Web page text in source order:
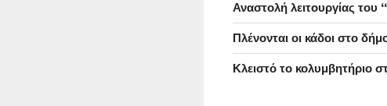
Αναστολή λειτουργίας
Πλένονται οι κάδοι στο
Κλειστό το κολυμβητήριο